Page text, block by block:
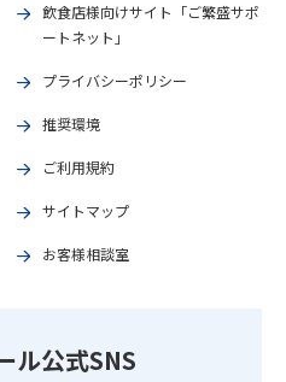
飲食店様向けサイト「ご繁盛サポ
ートネット」
プライバシーポリシー
推奨環境
ご利用規約
サイトマップ
お客様相談室
ル公式SNS